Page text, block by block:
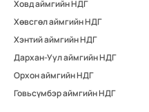
Ховд аймгийн НДГ
Хөвсгөл аймгийн НДГ
Хэнтий аймгийн НДГ
Дархан-Уул аймгийн НДГ
Орхон аймгийн НДГ
Говьсүмбэр аймгийн НДГ